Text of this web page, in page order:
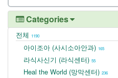
Categories
전체 1190
아이조아 (사시소아안과) 165
라식사신기 (라식센터) 55
Heal the World (망막센터) 236